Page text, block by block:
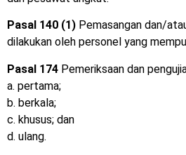
Pasal 140 (1) Pemasangan dan/
dilakukan oleh personel yang
Pasal 174 Pemeriksaan dan
a. pertama;
b. berkala;
c. khusus; dan
d. ulang.